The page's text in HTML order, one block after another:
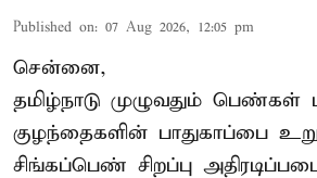
Published on: 07 Aug 2026, 12:05 pm
சென்னை,
தமிழ்நாடு முழுவதும் பெண்கள்
குழந்தைகளின் பாதுகாப்பை
சிங்கப்பெண் சிறப்பு